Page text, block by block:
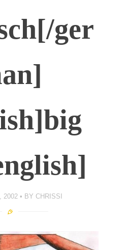
ger
2002 BY CHRISSI